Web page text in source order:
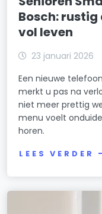
Bosch:
vol leven
23 januari 2026
Een nieuwe
merkt u pas na
niet meer prettig
menu voelt
horen.
LEES VERDER